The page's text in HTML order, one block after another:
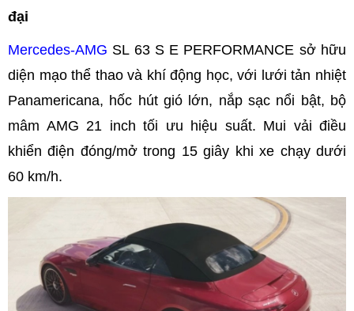
đại
Mercedes-AMG SL 63 S E PERFORMANCE sở hữu
diện mạo thể thao và khí động học, với lưới tản nhiệt
Panamericana, hốc hút gió lớn, nắp sạc nổi bật, bộ
mâm AMG 21 inch tối ưu hiệu suất. Mui vải điều
khiển điện đóng/mở trong 15 giây khi xe chạy dưới
60 km/h.